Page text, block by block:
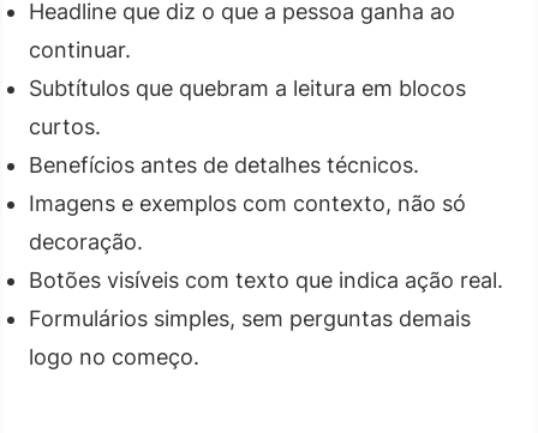
Headline que diz o que a pessoa ganha ao
continuar.
Subtítulos que quebram a leitura em blocos
curtos.
Benefícios antes de detalhes técnicos.
Imagens e exemplos com contexto, não só
decoração.
Botões visíveis com texto que indica ação real.
Formulários simples, sem perguntas demais
logo no começo.